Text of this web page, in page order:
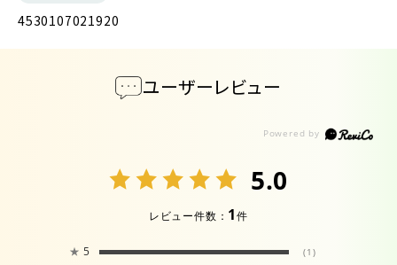
4530107021920
ユーザーレビュー
5.0
レビュー件数： 1件
★ 5 (1)